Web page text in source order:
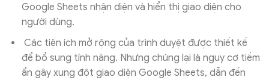
Google Sheets nhận diện và hiển thị giao diện cho
người dùng.
Các tiện ích mở rộng của trình duyệt được thiết kế
để bổ sung tính năng. Nhưng chúng lại là nguy cơ tiềm
ẩn gây xung đột giao diện Google Sheets, dẫn đến